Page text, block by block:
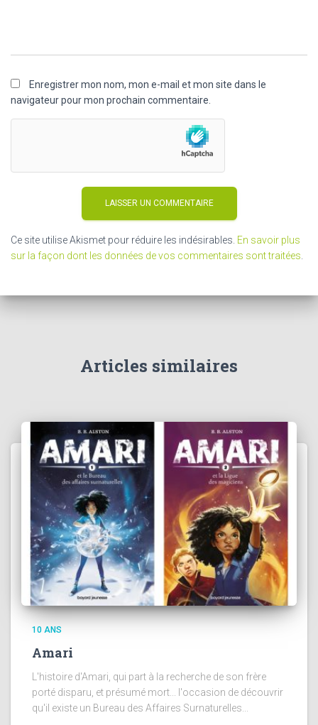
Enregistrer mon nom, mon e-mail et mon site dans le
navigateur pour mon prochain commentaire.
Ce site utilise Akismet pour réduire les indésirables. En savoir plus
sur la façon dont les données de vos commentaires sont traitées
Articles similaires
10 ANS
Amari
L'histoire d'Amari, qui part à la recherche de son frère
porté disparu, et présumé mort... l'occasion de découvrir
qu'il existe un Bureau des Affaires Surnaturelles...